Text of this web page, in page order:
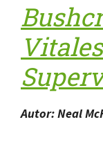
Autor: Neal